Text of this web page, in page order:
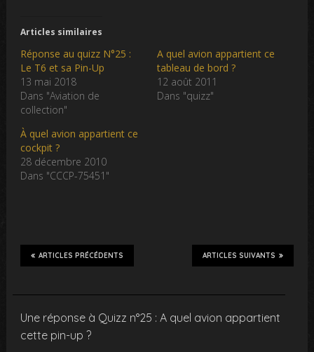
Articles similaires
Réponse au quizz N°25 :
Le T6 et sa Pin-Up
13 mai 2018
Dans "Aviation de
collection"
A quel avion appartient ce
tableau de bord ?
12 août 2011
Dans "quizz"
À quel avion appartient ce
cockpit ?
28 décembre 2010
Dans "CCCP-75451"
ARTICLES SUIVANTS
ARTICLES PRÉCÉDENTS
Une réponse à Quizz n°25 : A quel avion appartient
cette pin-up ?